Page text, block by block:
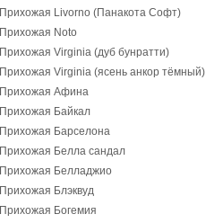
Прихожая Livorno (Панакота Софт)
Прихожая Noto
Прихожая Virginia (дуб бунратти)
Прихожая Virginia (ясень анкор тёмный)
Прихожая Афина
Прихожая Байкал
Прихожая Барселона
Прихожая Белла сандал
Прихожая Белладжио
Прихожая Блэквуд
Прихожая Богемия